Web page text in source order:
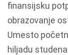
finansijsku
obrazovanje
Umesto
hiljadu